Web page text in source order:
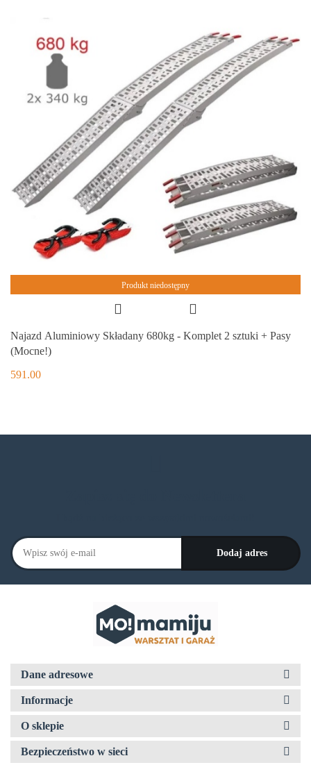
Produkt niedostępny
Najazd Aluminiowy Składany 680kg - Komplet 2 sztuki + Pasy
(Mocne!)
591.00
Dane adresowe
Informacje
O sklepie
Bezpieczeństwo w sieci